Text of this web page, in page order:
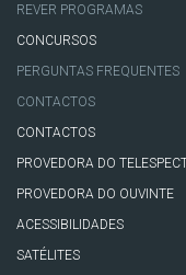
REVER PROGRAMAS
CONCURSOS
PERGUNTAS FREQUENTES
CONTACTOS
CONTACTOS
PROVEDORA DO
PROVEDORA DO OUVINTE
ACESSIBILIDADES
SATÉLITES